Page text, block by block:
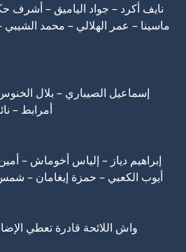
نايف أكرد – جواد الياميق – أشرف
ماسينا – عمر الهلالي – محمد الشيبي
إسماعيل الصيباري – بلال
أمرابط –
إبراهيم دياز – إلياس أخوماش –
أيوب الكعبي – حمزة إيغامان –
واش اللائحة قادرة تعطي